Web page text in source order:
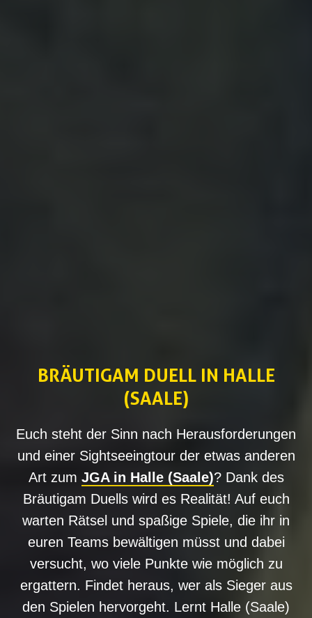
BRÄUTIGAM DUELL IN HALLE
(SAALE)
Euch steht der Sinn nach Herausforderungen
und einer Sightseeingtour der etwas anderen
Art zum JGA in Halle (Saale)? Dank des
Bräutigam Duells wird es Realität! Auf euch
warten Rätsel und spaßige Spiele, die ihr in
euren Teams bewältigen müsst und dabei
versucht, wo viele Punkte wie möglich zu
ergattern. Findet heraus, wer als Sieger aus
den Spielen hervorgeht. Lernt Halle (Saale)